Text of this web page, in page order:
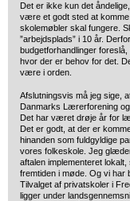
Det er ikke kun det
være et godt sted at
skolemøbler skal fungere.
”arbejdsplads” i 10 år.
budgetforhandlinger
hvor der er behov for det.
være i orden.
Afslutningsvis må jeg sige,
Danmarks Lærerforening og
Det har været drøje år for
Det er godt, at der er
hinanden som fuldgyldige
vores folkeskole. Jeg
aftalen implementeret
fremtiden i møde. Og vi har
Tilvalget af privatskoler i
ligger under